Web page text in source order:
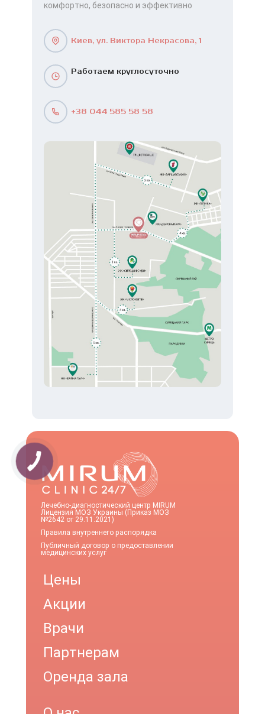
комфортно, безопасно и эффективно
Киев, ул. Виктора Некрасова, 1
Работаем круглосуточно
+38 044 585 58 58
Лечебно-диагностический центр MIRUM
Лицензия МОЗ Украины (Приказ МОЗ
№2642 от 29.11.2021)
Правила внутреннего распорядка
Публичный договор о предоставлении
медицинских услуг
Цены
Акции
Врачи
Партнерам
Оренда зала